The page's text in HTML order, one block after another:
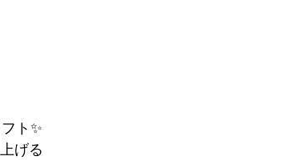
ト✨
げる